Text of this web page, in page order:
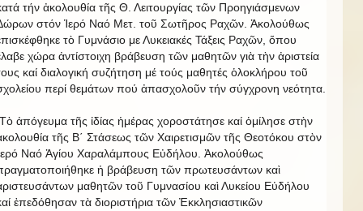
τήν ἀκολουθία τῆς Θ. Λειτουργίας τῶν Προηγιάσμενων
στόν Ἱερό Ναό Μετ. τοῦ Σωτῆρος Ραχῶν. Ἀκολούθως
τὸ Γυμνάσιο με Λυκειακές Τάξεις Ραχῶν, ὅπου
χώρα ἀντίστοιχη βράβευση τῶν μαθητῶν γιὰ τὴν ἀριστεία
καί διαλογική συζήτηση μέ τούς μαθητές ὁλοκλήρου τοῦ
περί θεμάτων πού ἀπασχολοῦν τήν σύγχρονη νεότητα.
ἀπόγευμα τῆς ἰδίας ἡμέρας χοροστάτησε καί ὁμίλησε στὴν
τῆς Β΄ Στάσεως τῶν Χαιρετισμῶν τῆς Θεοτόκου στὸν
Ναό Ἁγίου Χαραλάμπους Εὐδήλου. Ἀκολούθως
ἡ βράβευση τῶν πρωτευσάντων καὶ
μαθητῶν τοῦ Γυμνασίου καὶ Λυκείου Εὐδήλου
ἐπεδόθησαν τὰ διοριστήρια τῶν Ἐκκλησιαστικῶν